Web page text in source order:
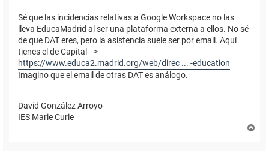
Sé que las incidencias relativas a Google Workspace no las
lleva EducaMadrid al ser una plataforma externa a ellos. No sé
de que DAT eres, pero la asistencia suele ser por email. Aquí
tienes el de Capital -->
https://www.educa2.madrid.org/web/direc ... -education
Imagino que el email de otras DAT es análogo.
David González Arroyo
IES Marie Curie